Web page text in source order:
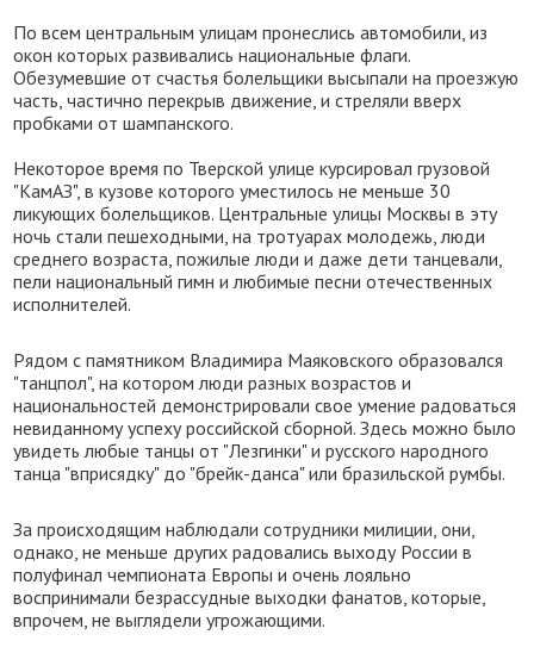
По всем центральным улицам пронеслись автомобили, из
окон которых развивались национальные флаги.
Обезумевшие от счастья болельщики высыпали на проезжую
часть, частично перекрыв движение, и стреляли вверх
пробками от шампанского.
Некоторое время по Тверской улице курсировал грузовой
"КамАЗ", в кузове которого уместилось не меньше 30
ликующих болельщиков. Центральные улицы Москвы в эту
ночь стали пешеходными, на тротуарах молодежь, люди
среднего возраста, пожилые люди и даже дети танцевали,
пели национальный гимн и любимые песни отечественных
исполнителей.
Рядом с памятником Владимира Маяковского образовался
"танцпол", на котором люди разных возрастов и
национальностей демонстрировали свое умение радоваться
невиданному успеху российской сборной. Здесь можно было
увидеть любые танцы от "Лезгинки" и русского народного
танца "вприсядку" до "брейк-данса" или бразильской румбы.
За происходящим наблюдали сотрудники милиции, они,
однако, не меньше других радовались выходу России в
полуфинал чемпионата Европы и очень лояльно
воспринимали безрассудные выходки фанатов, которые,
впрочем, не выглядели угрожающими.